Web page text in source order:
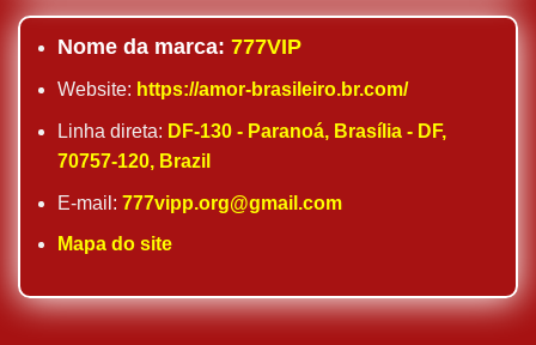
Nome da marca: 777VIP
Website: https://amor-brasileiro.br.com/
Linha direta: DF-130 - Paranoá, Brasília - DF,
70757-120, Brazil
E-mail: 777vipp.org@gmail.com
Mapa do site